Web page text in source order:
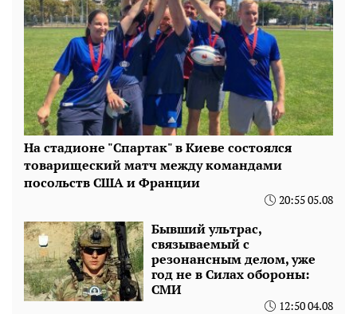
На стадионе "Спартак" в Киеве состоялся
товарищеский матч между командами
посольств США и Франции
20:55 05.08
Бывший ультрас,
связываемый с
резонансным делом, уже
год не в Силах обороны:
СМИ
12:50 04.08